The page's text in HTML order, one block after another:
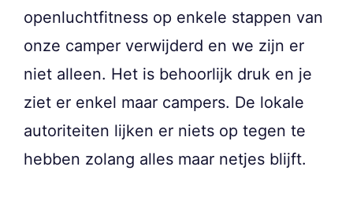
openluchtfitness op enkele stappen van
onze camper verwijderd en we zijn er
niet alleen. Het is behoorlijk druk en je
ziet er enkel maar campers. De lokale
autoriteiten lijken er niets op tegen te
hebben zolang alles maar netjes blijft.